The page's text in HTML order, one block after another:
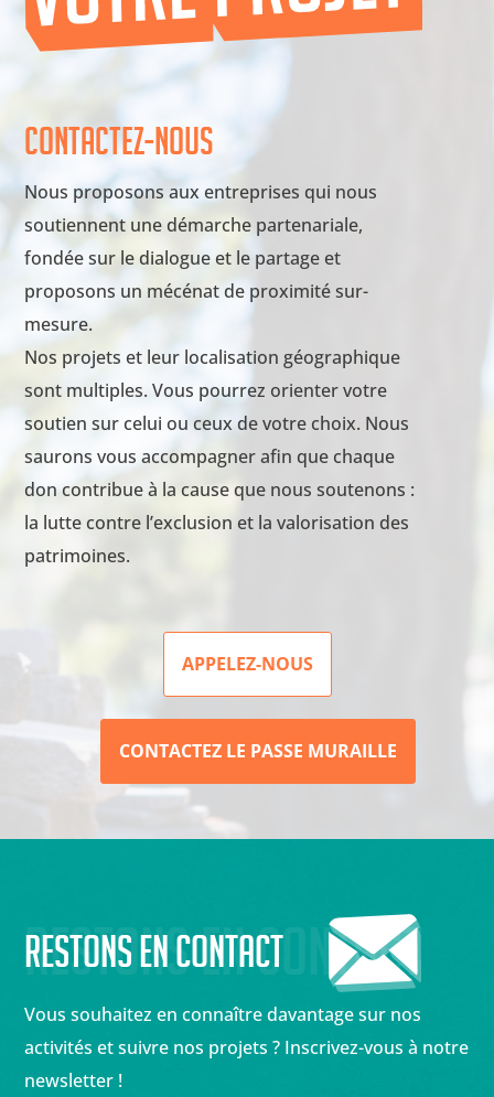
Contactez-nous
Nous proposons aux entreprises qui nous
soutiennent une démarche partenariale,
fondée sur le dialogue et le partage et
proposons un mécénat de proximité sur-
mesure.
Nos projets et leur localisation géographique
sont multiples. Vous pourrez orienter votre
soutien sur celui ou ceux de votre choix. Nous
saurons vous accompagner afin que chaque
don contribue à la cause que nous soutenons :
la lutte contre l’exclusion et la valorisation des
patrimoines.
APPELEZ-NOUS
CONTACTEZ LE PASSE MURAILLE
Restons en contact
Restons en contact
Vous souhaitez en connaître davantage sur nos
activités et suivre nos projets ? Inscrivez-vous à notre
newsletter !